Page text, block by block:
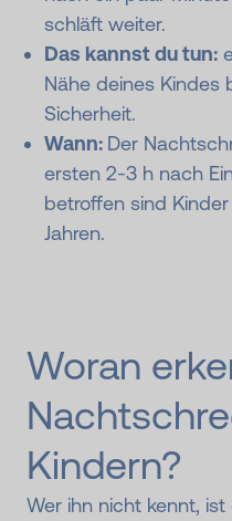
schläft weiter.
Das kannst du tun:
Nähe deines Kindes
Sicherheit.
Wann: Der
ersten 2-3 h nach
betroffen sind
Jahren.
Woran
Kindern?
Wer ihn nicht kennt,